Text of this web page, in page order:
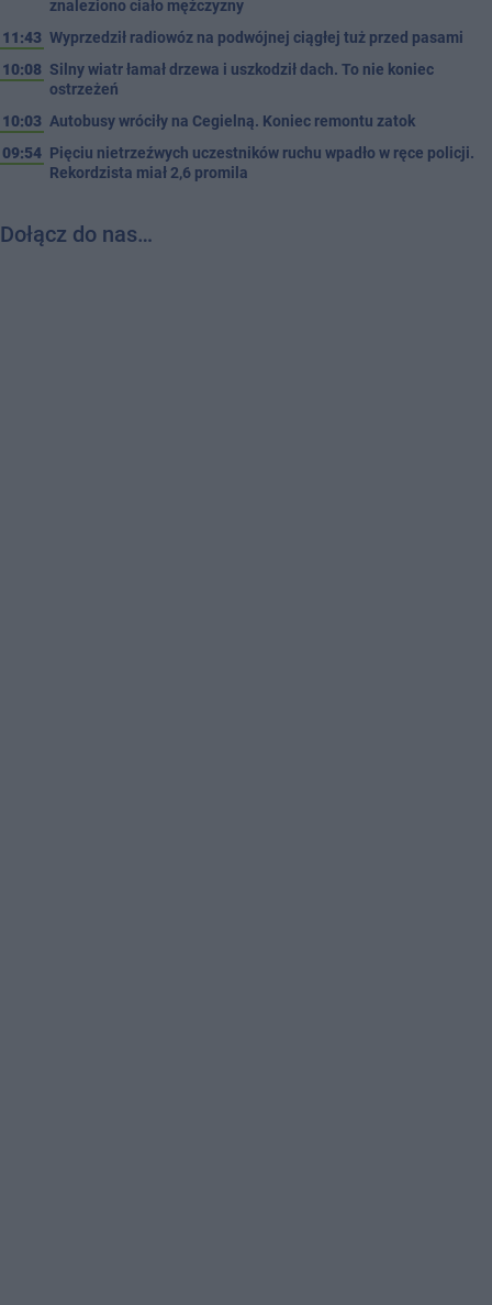
znaleziono ciało mężczyzny
11:43 Wyprzedził radiowóz na podwójnej ciągłej tuż przed pasami
10:08 Silny wiatr łamał drzewa i uszkodził dach. To nie koniec
ostrzeżeń
10:03 Autobusy wróciły na Cegielną. Koniec remontu zatok
09:54 Pięciu nietrzeźwych uczestników ruchu wpadło w ręce policji.
Rekordzista miał 2,6 promila
Dołącz do nas…